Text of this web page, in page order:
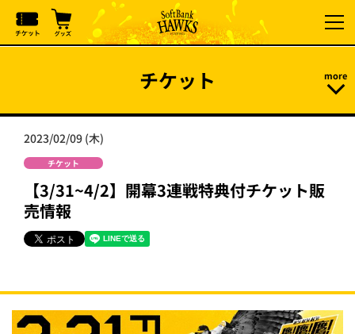
チケット
2023/02/09 (木)
チケット
【3/31~4/2】開幕3連戦特典付チケット販
売情報